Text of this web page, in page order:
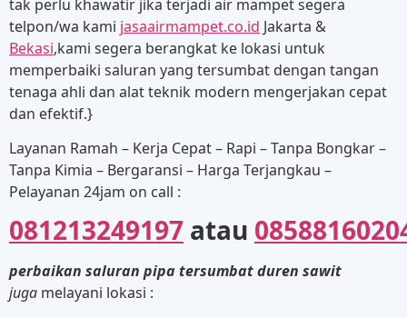
tak perlu khawatir jika terjadi air mampet segera
telpon/wa kami jasaairmampet.co.id Jakarta &
Bekasi,kami segera berangkat ke lokasi untuk
memperbaiki saluran yang tersumbat dengan tangan
tenaga ahli dan alat teknik modern mengerjakan cepat
dan efektif.}
Layanan Ramah – Kerja Cepat – Rapi – Tanpa Bongkar –
Tanpa Kimia – Bergaransi – Harga Terjangkau –
Pelayanan 24jam on call :
081213249197 atau
perbaikan saluran pipa tersumbat duren sawit
juga melayani lokasi :